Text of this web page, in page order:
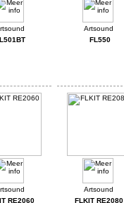
FL550
RE2060 FLKIT RE2080